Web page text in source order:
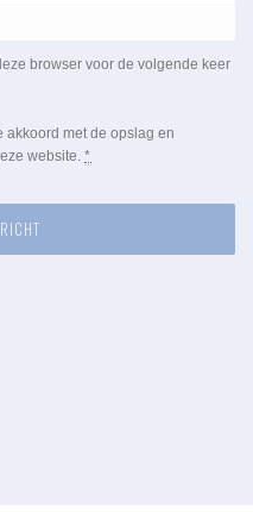
browser voor de volgende keer
akkoord met de opslag en
website. *